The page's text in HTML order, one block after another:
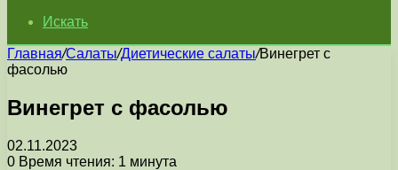
Искать
Главная/Салаты/Диетические салаты/Винегрет с
фасолью
Винегрет с фасолью
02.11.2023
0 Время чтения: 1 минута